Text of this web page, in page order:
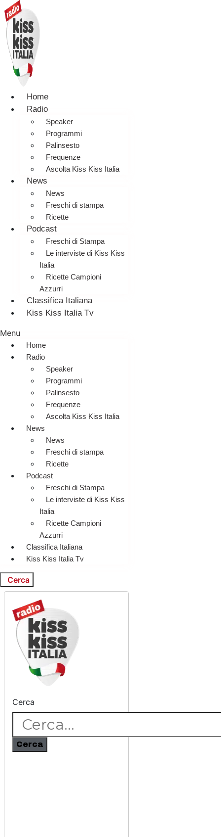
Home
Radio
Speaker
Programmi
Palinsesto
Frequenze
Ascolta Kiss Kiss Italia
News
News
Freschi di stampa
Ricette
Podcast
Freschi di Stampa
Le interviste di Kiss Kiss
Italia
Ricette Campioni
Azzurri
Classifica Italiana
Kiss Kiss Italia Tv
Menu
Home
Radio
Speaker
Programmi
Palinsesto
Frequenze
Ascolta Kiss Kiss Italia
News
News
Freschi di stampa
Ricette
Podcast
Freschi di Stampa
Le interviste di Kiss Kiss
Italia
Ricette Campioni
Azzurri
Classifica Italiana
Kiss Kiss Italia Tv
Cerca
Cerca
Cerca